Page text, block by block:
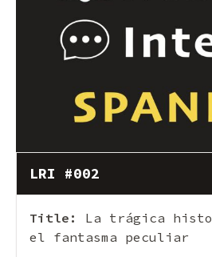
LRI #002
Title:
La trágica
el fantasma peculiar